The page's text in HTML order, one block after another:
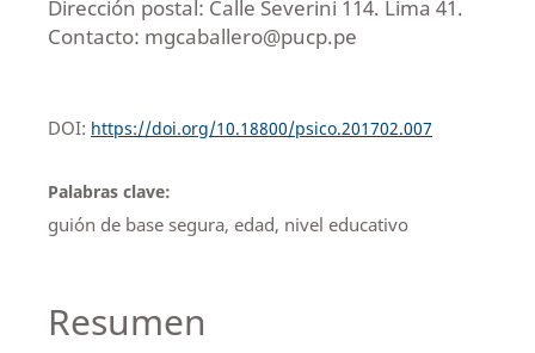
Dirección postal: Calle Severini 114. Lima 41.
Contacto: mgcaballero@pucp.pe
DOI: https://doi.org/10.18800/psico.201702.007
Palabras clave:
guión de base segura, edad, nivel educativo
Resumen